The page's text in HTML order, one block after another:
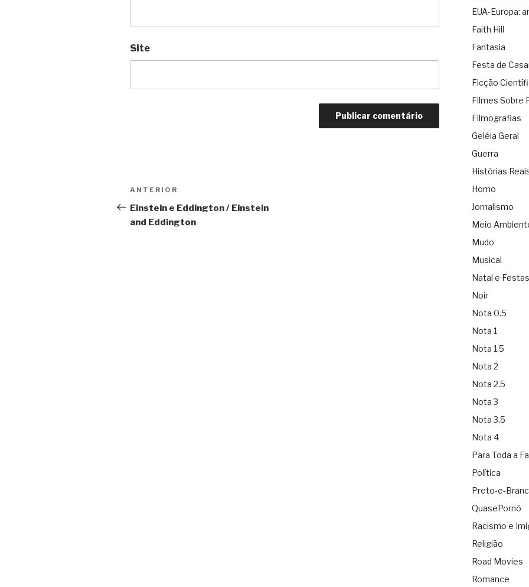
Site
Navegação
de
Post
Anterior
ANTERIOR
Einstein e Eddington / Einstein
and Eddington
EUA-Europa:
Faith Hill
Fantasia
Festa de
Ficção
Filmes Sobre
Filmografias
Geléia Geral
Guerra
Histórias
Homo
Jornalismo
Meio
Mudo
Musical
Natal e Festas
Noir
Nota 0.5
Nota 1
Nota 1.5
Nota 2
Nota 2.5
Nota 3
Nota 3.5
Nota 4
Para Toda a
Política
Preto-e-
QuasePornô
Racismo e
Religião
Road Movies
Romance